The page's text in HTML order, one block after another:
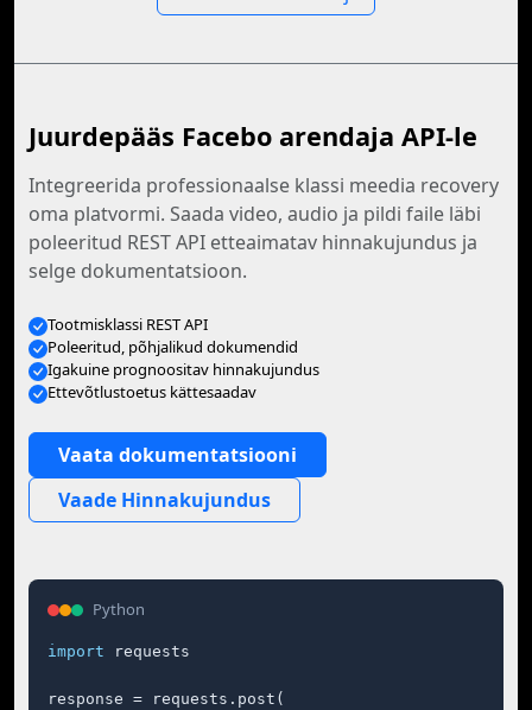
Juurdepääs Facebo arendaja API-le
Integreerida professionaalse klassi meedia recovery
oma platvormi. Saada video, audio ja pildi faile läbi
poleeritud REST API etteaimatav hinnakujundus ja
selge dokumentatsioon.
Tootmisklassi REST API
Poleeritud, põhjalikud dokumendid
Igakuine prognoositav hinnakujundus
Ettevõtlustoetus kättesaadav
Vaata dokumentatsiooni
Vaade Hinnakujundus
Python
import requests
response = requests.post(